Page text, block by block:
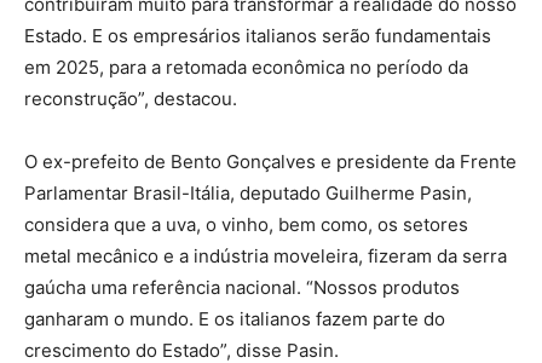
Estado. E os empresários italianos serão fundamentais
em 2025, para a retomada econômica no período da
reconstrução”, destacou.
O ex-prefeito de Bento Gonçalves e presidente da Frente
Parlamentar Brasil-Itália, deputado Guilherme Pasin,
considera que a uva, o vinho, bem como, os setores
metal mecânico e a indústria moveleira, fizeram da serra
gaúcha uma referência nacional. “Nossos produtos
ganharam o mundo. E os italianos fazem parte do
crescimento do Estado”, disse Pasin.